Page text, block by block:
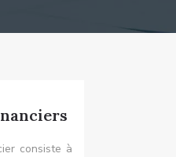
consiste à